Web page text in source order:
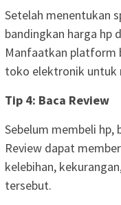
Setelah menentukan
bandingkan harga hp
Manfaatkan platform
toko elektronik untuk
Tip 4: Baca Review
Sebelum membeli hp,
Review dapat
kelebihan,
tersebut.